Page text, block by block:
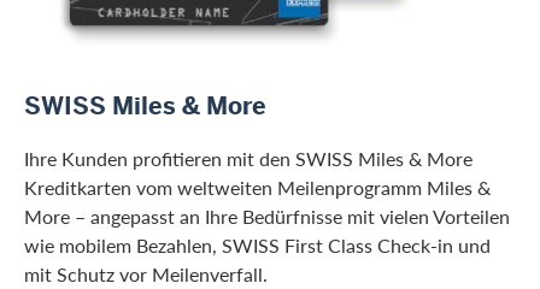
SWISS Miles & More
Ihre Kunden profitieren mit den SWISS Miles & More
Kreditkarten vom weltweiten Meilenprogramm Miles &
More – angepasst an Ihre Bedürfnisse mit vielen Vorteilen
wie mobilem Bezahlen, SWISS First Class Check-in und
mit Schutz vor Meilenverfall.